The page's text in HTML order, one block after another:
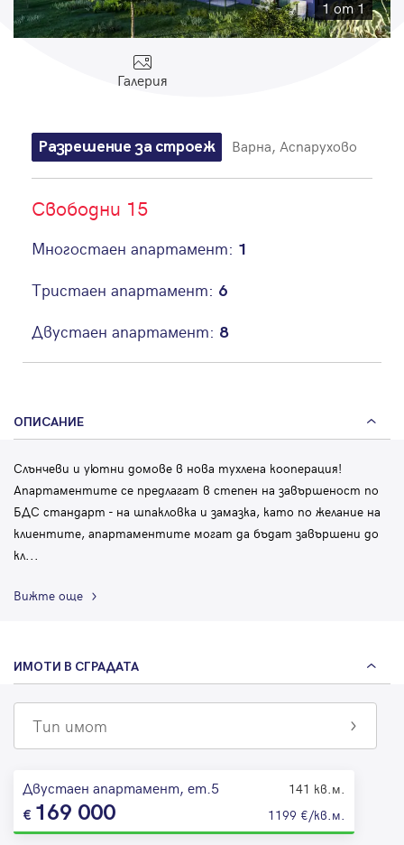
1 от 1
Галерия
Разрешение за строеж Варна, Аспарухово
Свободни 15
Многостаен апартамент: 1
Тристаен апартамент: 6
Двустаен апартамент: 8
ОПИСАНИЕ
Слънчеви и уютни домове в нова тухлена кооперация!
Апартаментите се предлагат в степен на завършеност по
БДС стандарт - на шпакловка и замазка, като по желание на
клиентите, апартаментите могат да бъдат завършени до
кл...
Вижте още
ИМОТИ В СГРАДАТА
Тип имот
Двустаен апартамент, ет.5 141 кв.м.
169 000 1199 €/кв.м.
Парола
Забравена парола